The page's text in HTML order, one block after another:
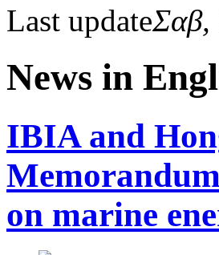
Last updateΣαβ,
News in
IBIA and
on marine